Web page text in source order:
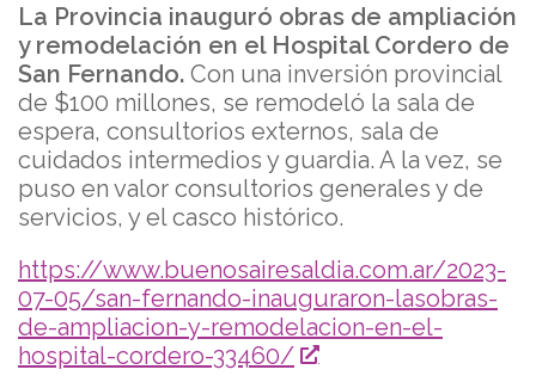
La Provincia inauguró obras de ampliación
y remodelación en el Hospital Cordero de
San Fernando. Con una inversión provincial
de $100 millones, se remodeló la sala de
espera, consultorios externos, sala de
cuidados intermedios y guardia. A la vez, se
puso en valor consultorios generales y de
servicios, y el casco histórico.
https://www.buenosairesaldia.com.ar/2023-
07-05/san-fernando-inauguraron-lasobras-
de-ampliacion-y-remodelacion-en-el-
hospital-cordero-33460/